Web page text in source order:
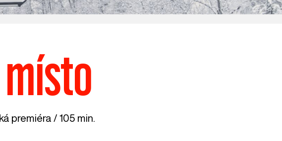
premiéra / 105 min.